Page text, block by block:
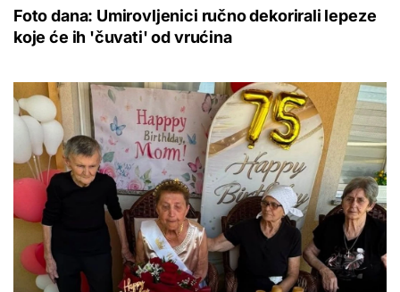
Foto dana: Umirovljenici ručno dekorirali lepeze
koje će ih 'čuvati' od vrućina